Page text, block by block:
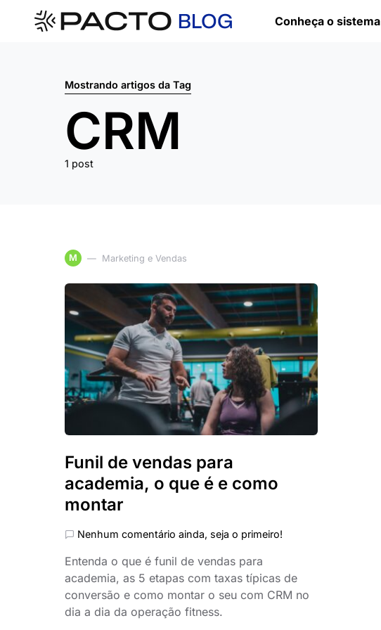
Conheça o sistema
Mostrando artigos da Tag
CRM
1 post
M Marketing e Vendas
Funil de vendas para
academia, o que é e como
montar
Nenhum comentário ainda, seja o primeiro!
Entenda o que é funil de vendas para
academia, as 5 etapas com taxas típicas de
conversão e como montar o seu com CRM no
dia a dia da operação fitness.